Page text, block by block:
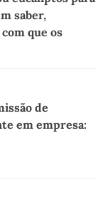
saber,
que os
de
em empresa: